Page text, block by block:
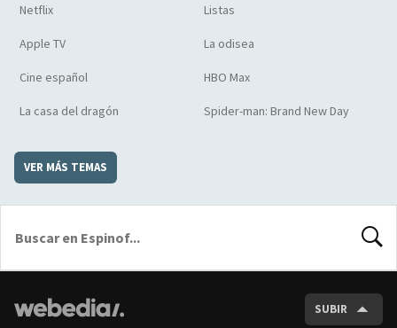
Netflix Listas
Apple TV La odisea
Cine español HBO Max
La casa del dragón Spider-man: Brand New Day
VER MÁS TEMAS
SUBIR